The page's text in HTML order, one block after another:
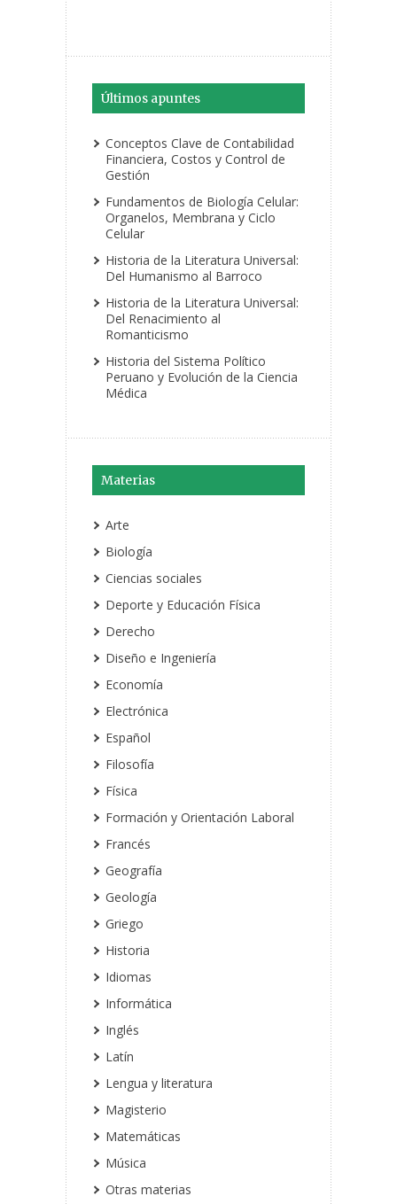
Últimos apuntes
Conceptos Clave de Contabilidad
Financiera, Costos y Control de
Gestión
Fundamentos de Biología Celular:
Organelos, Membrana y Ciclo
Celular
Historia de la Literatura Universal:
Del Humanismo al Barroco
Historia de la Literatura Universal:
Del Renacimiento al
Romanticismo
Historia del Sistema Político
Peruano y Evolución de la Ciencia
Médica
Materias
Arte
Biología
Ciencias sociales
Deporte y Educación Física
Derecho
Diseño e Ingeniería
Economía
Electrónica
Español
Filosofía
Física
Formación y Orientación Laboral
Francés
Geografía
Geología
Griego
Historia
Idiomas
Informática
Inglés
Latín
Lengua y literatura
Magisterio
Matemáticas
Música
Otras materias